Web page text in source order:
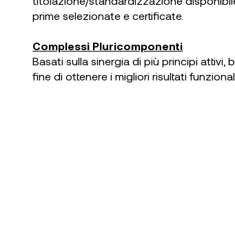
prime selezionate e certificate.
Complessi Pluricomponenti
Basati sulla sinergia di più principi attivi,
fine di ottenere i migliori risultati